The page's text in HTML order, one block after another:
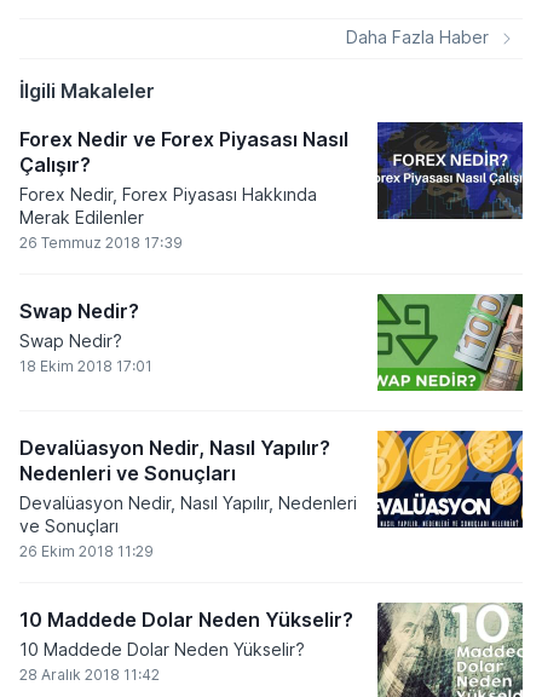
tutuyor.
Daha Fazla Haber
İlgili Makaleler
Forex Nedir ve Forex Piyasası Nasıl
Çalışır?
Forex Nedir, Forex Piyasası Hakkında
Merak Edilenler
26 Temmuz 2018 17:39
Swap Nedir?
Swap Nedir?
18 Ekim 2018 17:01
Devalüasyon Nedir, Nasıl Yapılır?
Nedenleri ve Sonuçları
Devalüasyon Nedir, Nasıl Yapılır, Nedenleri
ve Sonuçları
26 Ekim 2018 11:29
10 Maddede Dolar Neden Yükselir?
10 Maddede Dolar Neden Yükselir?
28 Aralık 2018 11:42